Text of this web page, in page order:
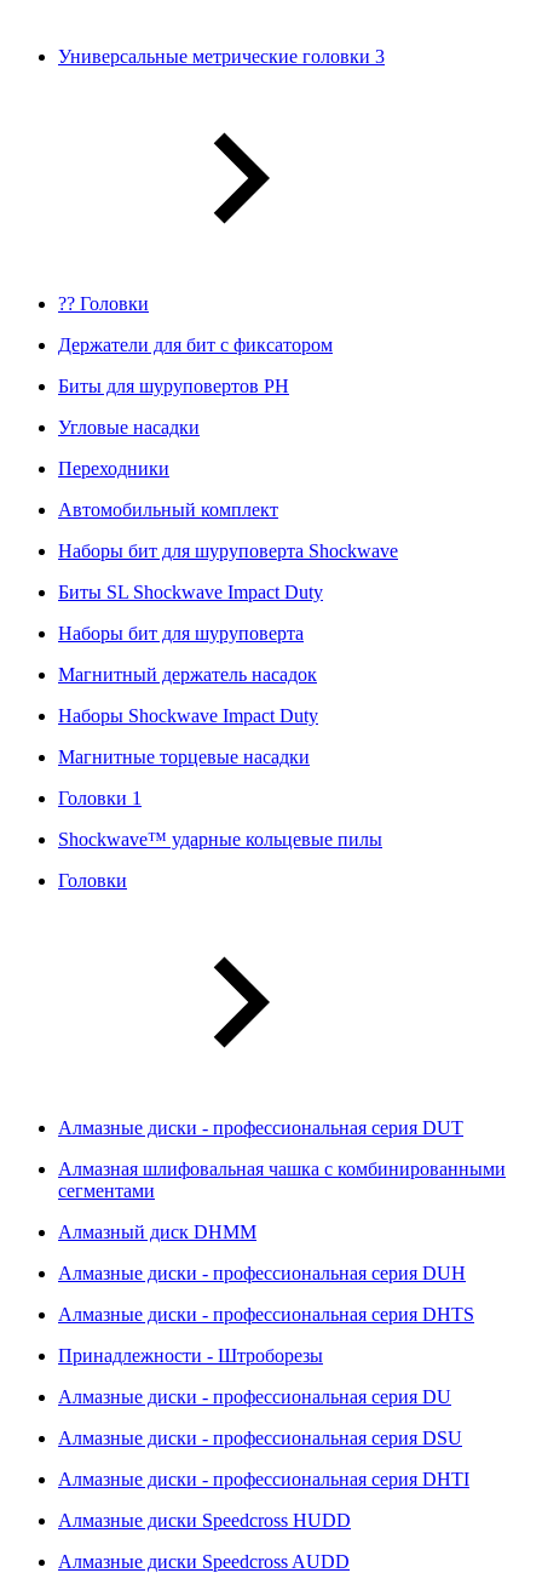
Универсальные метрические головки 3
?? Головки
Держатели для бит с фиксатором
Биты для шуруповертов PH
Угловые насадки
Переходники
Автомобильный комплект
Наборы бит для шуруповерта Shockwave
Биты SL Shockwave Impact Duty
Наборы бит для шуруповерта
Магнитный держатель насадок
Наборы Shockwave Impact Duty
Магнитные торцевые насадки
Головки 1
Shockwave™ ударные кольцевые пилы
Головки
Алмазные диски - профессиональная серия DUT
Алмазная шлифовальная чашка с комбинированными
сегментами
Алмазный диск DHMM
Алмазные диски - профессиональная серия DUH
Алмазные диски - профессиональная серия DHTS
Принадлежности - Штроборезы
Алмазные диски - профессиональная серия DU
Алмазные диски - профессиональная серия DSU
Алмазные диски - профессиональная серия DHTI
Алмазные диски Speedcross HUDD
Алмазные диски Speedcross AUDD